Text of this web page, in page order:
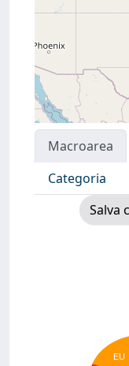
Macroarea
Categoria
Salva
EU